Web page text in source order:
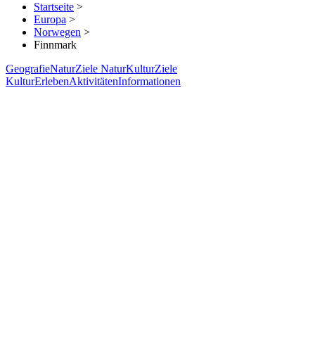
Startseite >
Europa >
Norwegen >
Finnmark
GeografieNaturZiele NaturKulturZiele
KulturErlebenAktivitätenInformationen